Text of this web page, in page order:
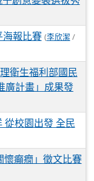
海報比賽 (李欣潔 /
衛生福利部國民
廣計畫」成果發
從校園出發 全民
懷癲癇」徵文比賽